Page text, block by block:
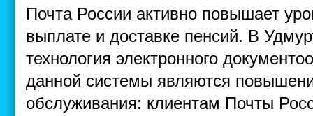
Почта России активно повышает
выплате и доставке пенсий. В
технология электронного
данной системы являются
обслуживания: клиентам Почты